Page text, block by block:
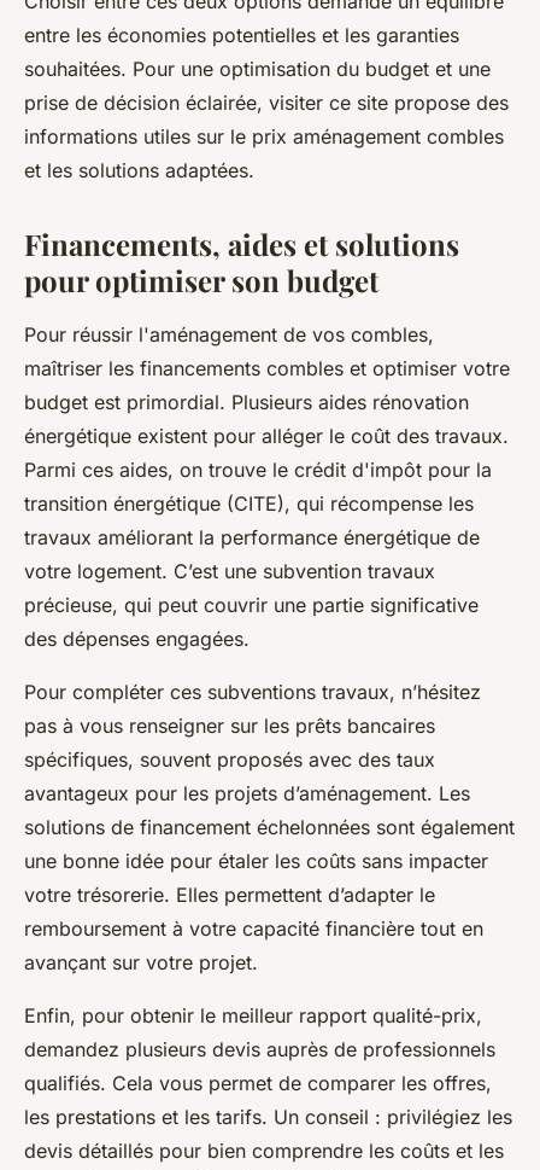
entre les économies potentielles et les garanties
souhaitées. Pour une optimisation du budget et une
prise de décision éclairée, visiter ce site propose des
informations utiles sur le prix aménagement combles
et les solutions adaptées.
Financements, aides et solutions
pour optimiser son budget
Pour réussir l'aménagement de vos combles,
maîtriser les financements combles et optimiser votre
budget est primordial. Plusieurs aides rénovation
énergétique existent pour alléger le coût des travaux.
Parmi ces aides, on trouve le crédit d'impôt pour la
transition énergétique (CITE), qui récompense les
travaux améliorant la performance énergétique de
votre logement. C’est une subvention travaux
précieuse, qui peut couvrir une partie significative
des dépenses engagées.
Pour compléter ces subventions travaux, n’hésitez
pas à vous renseigner sur les prêts bancaires
spécifiques, souvent proposés avec des taux
avantageux pour les projets d’aménagement. Les
solutions de financement échelonnées sont également
une bonne idée pour étaler les coûts sans impacter
votre trésorerie. Elles permettent d’adapter le
remboursement à votre capacité financière tout en
avançant sur votre projet.
Enfin, pour obtenir le meilleur rapport qualité-prix,
demandez plusieurs devis auprès de professionnels
qualifiés. Cela vous permet de comparer les offres,
les prestations et les tarifs. Un conseil : privilégiez les
devis détaillés pour bien comprendre les coûts et les